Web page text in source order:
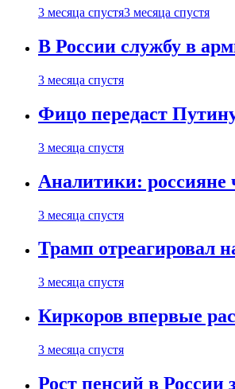
3 месяца спустя3 месяца спустя
В России службу в
3 месяца спустя
Фицо передаст
3 месяца спустя
Аналитики: россияне
3 месяца спустя
Трамп отреагировал
3 месяца спустя
Киркоров впервые
3 месяца спустя
Рост пенсий в России